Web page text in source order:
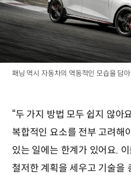
패닝 역시 자동차의 역동적인 모습을 담
“두 가지 방법 모두 쉽지 않아
복합적인 요소를 전부 고려해
있는 일에는 한계가 있어요.
철저한 계획을 세우고 기술을